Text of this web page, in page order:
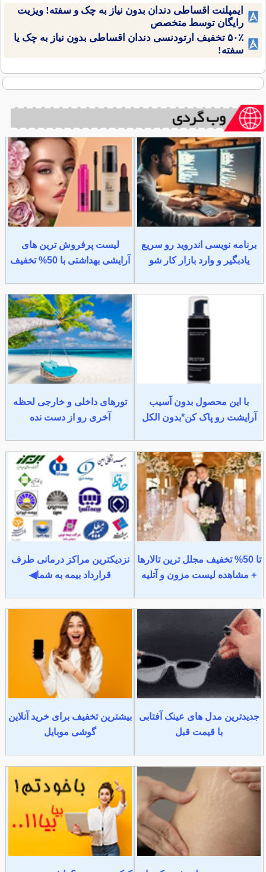
ایمپلنت اقساطی دندان بدون نیاز به چک و سفته! ویزیت
رایگان توسط متخصص
۵۰٪ تخفیف ارتودنسی دندان اقساطی بدون نیاز به چک یا
سفته!
برنامه نویسی اندروید رو سریع
یادبگیر و وارد بازار کار شو
لیست پرفروش ترین های
آرایشی بهداشتی با 50% تخفیف
با این محصول بدون آسیب
آرایشت رو پاک کن*بدون الکل
تورهای داخلی و خارجی لحظه
آخری رو از دست نده
تا 50% تخفیف مجلل ترین تالارها
+ مشاهده لیست مزون و آتلیه
نزدیکترین مراکز درمانی طرف
قرارداد بیمه به شما◀
جدیدترین مدل های عینک آفتابی
با قیمت قبل
بیشترین تخفیف برای خرید آنلاین
گوشی موبایل